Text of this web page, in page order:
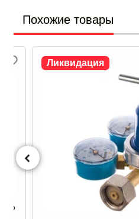
Похожие товары
Ликвидация